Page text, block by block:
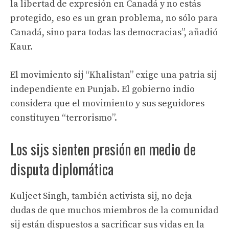
la libertad de expresión en Canadá y no estás
protegido, eso es un gran problema, no sólo para
Canadá, sino para todas las democracias”, añadió
Kaur.
El movimiento sij “Khalistan” exige una patria sij
independiente en Punjab. El gobierno indio
considera que el movimiento y sus seguidores
constituyen “terrorismo”.
Los sijs sienten presión en medio de
disputa diplomática
Kuljeet Singh, también activista sij, no deja
dudas de que muchos miembros de la comunidad
sij están dispuestos a sacrificar sus vidas en la